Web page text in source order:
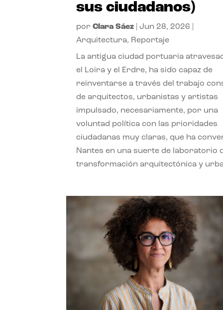
sus ciudadanos)
porClara Sáez Jun 28, 2026
Arquitectura, Reportaje
La antigua ciudad portuaria
el Loira y el Erdre, ha sido capaz de
reinventarse a través del trabajo
de arquitectos, urbanistas y artistas
impulsado, necesariamente, por una
voluntad política con las prioridades
ciudadanas muy claras, que ha
Nantes en una suerte de laboratorio
transformación arquitectónica y